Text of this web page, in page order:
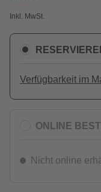
Inkl. MwSt.
Verfügbarkeit im
ONLINE
Nicht online